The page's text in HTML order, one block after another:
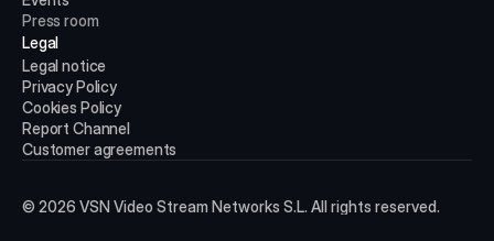
Press room
Legal
Legal notice
Privacy Policy
Cookies Policy
Report Channel
Customer agreements
© 2026 VSN Video Stream Networks S.L. All rights reserved.